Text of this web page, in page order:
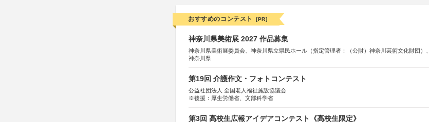
おすすめのコンテスト [PR]
神奈川県美術展 2027 作品募集
神奈川県美術展委員会、神奈川県立県民ホール（指定管理者：（公財）神奈川芸術文化財団）、
神奈川県
第19回 介護作文・フォトコンテスト
公益社団法人 全国老人福祉施設協議会
※後援：厚生労働省、文部科学省
第3回 高校生広報アイデアコンテスト《高校生限定》